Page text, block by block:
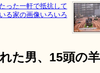
った一軒で抵抗して
いる家の画像いろいろ
た男、15頭の羊